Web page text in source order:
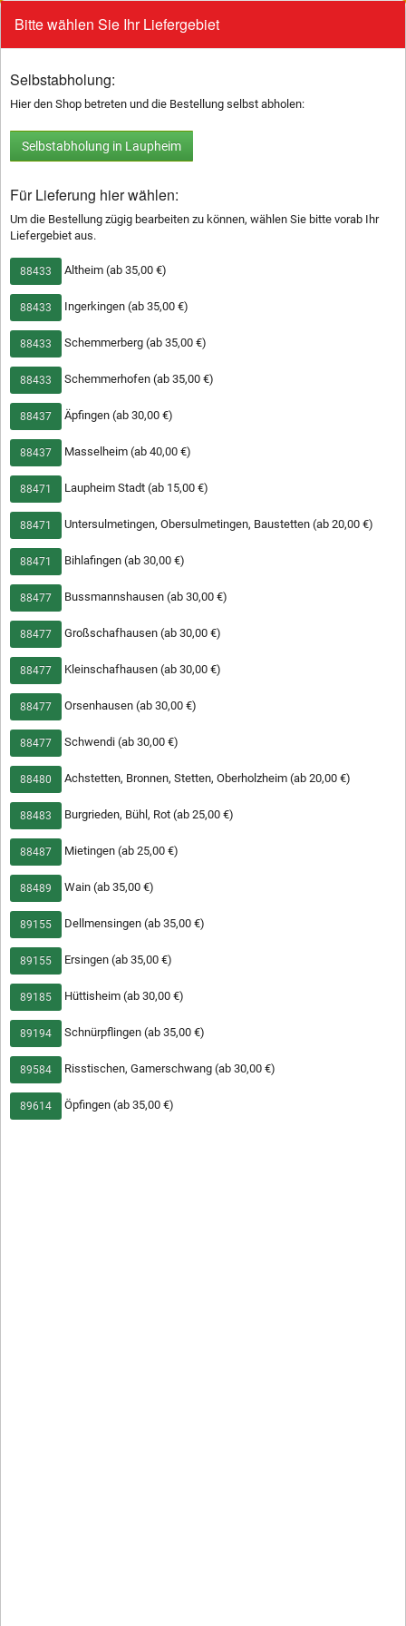
Bitte wählen Sie Ihr Liefergebiet
Selbstabholung:
Hier den Shop betreten und die Bestellung selbst abholen:
Selbstabholung in Laupheim
Für Lieferung hier wählen:
Um die Bestellung zügig bearbeiten zu können, wählen Sie bitte vorab Ihr
Liefergebiet aus.
88433 Altheim (ab 35,00 €)
88433 Ingerkingen (ab 35,00 €)
88433 Schemmerberg (ab 35,00 €)
88433 Schemmerhofen (ab 35,00 €)
88437 Äpfingen (ab 30,00 €)
88437 Masselheim (ab 40,00 €)
88471 Laupheim Stadt (ab 15,00 €)
88471 Untersulmetingen, Obersulmetingen, Baustetten (ab 20,00 €)
88471 Bihlafingen (ab 30,00 €)
88477 Bussmannshausen (ab 30,00 €)
88477 Großschafhausen (ab 30,00 €)
88477 Kleinschafhausen (ab 30,00 €)
88477 Orsenhausen (ab 30,00 €)
88477 Schwendi (ab 30,00 €)
88480 Achstetten, Bronnen, Stetten, Oberholzheim (ab 20,00 €)
88483 Burgrieden, Bühl, Rot (ab 25,00 €)
88487 Mietingen (ab 25,00 €)
88489 Wain (ab 35,00 €)
89155 Dellmensingen (ab 35,00 €)
89155 Ersingen (ab 35,00 €)
89185 Hüttisheim (ab 30,00 €)
89194 Schnürpflingen (ab 35,00 €)
89584 Risstischen, Gamerschwang (ab 30,00 €)
89614 Öpfingen (ab 35,00 €)
HÜHNCHENGERICHTE
Alle Gerichte mit Reis und Naanbrot serviert.
720Chicken Curry
Currysoße
zartes Hähnchenfleisch in Butter-
Tomaten-Soße
722Chicken Tikka Masala
Masalasoße
723Chicken Sabji Wala
zartes Hähnchenfleisch mit Paprika,
Karotten, Zucchini in pikanter
Currysoße
724Chicken Palak
zartes Hähnchenfleisch in
Rahmspinatsoße
725Chicken Korma
Kokosnuss in milder Curry-Sahnesoße
507Chicken Channa
zartes Hähnchenfleisch mit
Kichererbsen in nordischer Currysoße
508Mango-Chicken
zartes Hähnchenfleisch mit Mango-
Currysoße
Amigo's Pizza Laupheim
Danziger Str. 62
88471 Laupheim
Telefon: 07392/ 700 63 26
Wir akzeptieren
Barzahlung, EC-Karte , Paypal